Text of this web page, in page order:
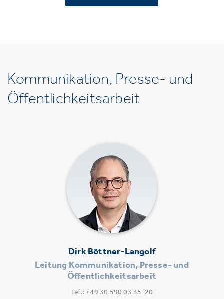
Kommunikation, Presse- und
Öffentlichkeitsarbeit
Dirk Böttner-Langolf
Leitung Kommunikation, Presse- und
Öffentlichkeitsarbeit
Tel.: +49 30 590 03 35-20